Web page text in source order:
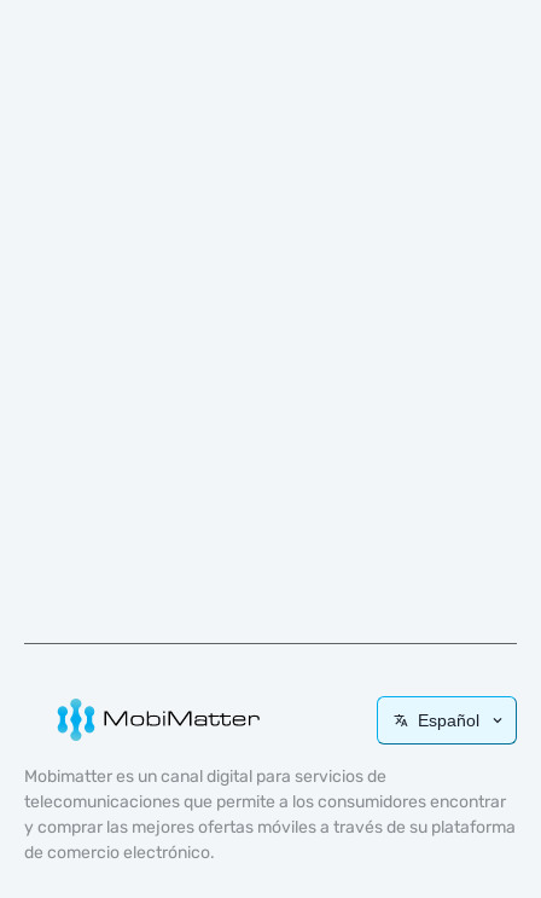
Español
Mobimatter es un canal digital para servicios de
telecomunicaciones que permite a los consumidores encontrar
y comprar las mejores ofertas móviles a través de su plataforma
de comercio electrónico.